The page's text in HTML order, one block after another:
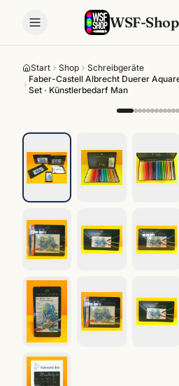
WSF-Shop
Start Shop
Schreibgeräte
Faber-Castell Albrecht Duerer
Set · Künstlerbedarf Man